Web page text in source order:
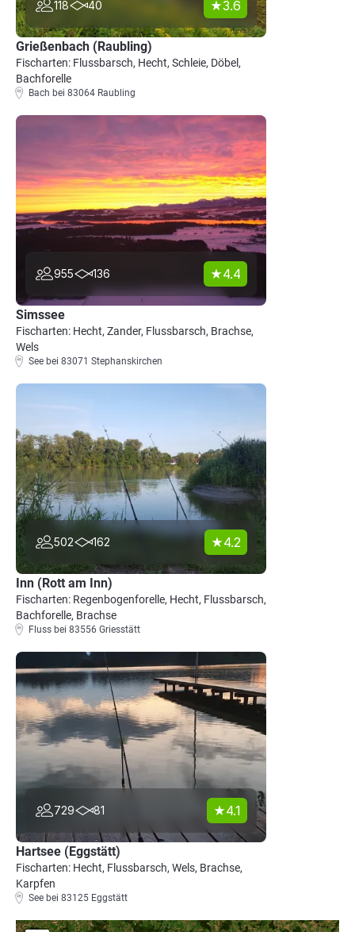
118 40 3.6
Grießenbach (Raubling)
Fischarten: Flussbarsch, Hecht, Schleie, Döbel,
Bachforelle
Bach bei 83064 Raubling
955 136 4.4
Simssee
Fischarten: Hecht, Zander, Flussbarsch, Brachse,
Wels
See bei 83071 Stephanskirchen
502 162 4.2
Inn (Rott am Inn)
Fischarten: Regenbogenforelle, Hecht, Flussbarsch,
Bachforelle, Brachse
Fluss bei 83556 Griesstätt
729 81 4.1
Hartsee (Eggstätt)
Fischarten: Hecht, Flussbarsch, Wels, Brachse,
Karpfen
See bei 83125 Eggstätt